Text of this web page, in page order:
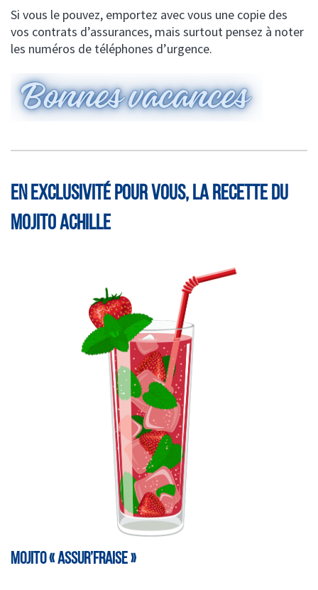
Si vous le pouvez, emportez avec vous une copie des
vos contrats d’assurances, mais surtout pensez à noter
les numéros de téléphones d’urgence.
EN EXCLUSIVITÉ POUR VOUS, LA RECETTE DU
MOJITO ACHILLE
Mojito « Assur’Fraise »